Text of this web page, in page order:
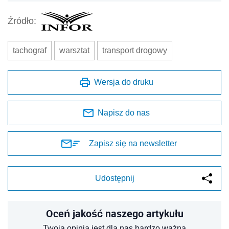
Źródło:
tachograf warsztat transport drogowy
Wersja do druku
Napisz do nas
Zapisz się na newsletter
Udostępnij
Oceń jakość naszego artykułu